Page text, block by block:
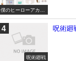
僕のヒーローアカデ
呪術廻戦
呪術廻